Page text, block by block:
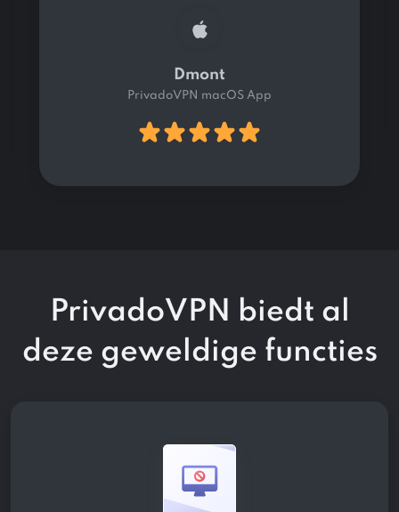
Dmont
PrivadoVPN macOS App
PrivadoVPN biedt al
deze geweldige functies